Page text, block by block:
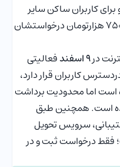
کاربران ساکن سایر
شهرها، به روش ماهکس با هزینه 750 هزارتومان درخواستشان
در9 اسفند
فعالیتی
کاربران قرار دارد،
است اما محدودیت برداشت
شده است. همچنین طبق
سرویس تحویل
فقط درخواست ثبت و در